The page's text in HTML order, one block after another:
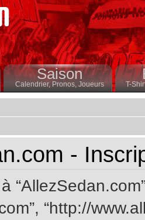
Saison
Calendrier,Pronos, Joueurs T-
-
“http://